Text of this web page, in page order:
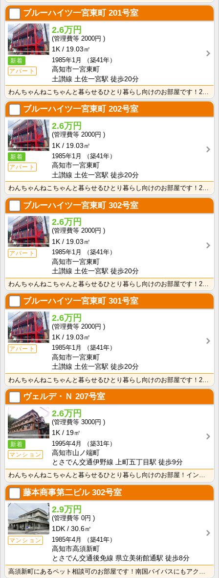
ブルーハイツ一宮東町 201号室
新着
アパート
2.6万円
2000円
1K
19.03㎡
1985年1月
（築41年）
高知市一宮東町
土讃線 土佐一宮駅 徒歩20分
ブルーハイツ一宮東町 202号室
新着
アパート
2.6万円
2000円
1K
19.03㎡
1985年1月
（築41年）
高知市一宮東町
土讃線 土佐一宮駅 徒歩20分
ブルーハイツ一宮東町302号室
アパート
2.6万円
2000円
1K
19.03㎡
1985年1月
（築41年）
高知市一宮東町
土讃線 土佐一宮駅 徒歩20分
ブルーハイツ一宮東町301号室
アパート
2.6万円
2000円
1K
19.03㎡
1985年1月
（築41年）
高知市一宮東町
土讃線 土佐一宮駅 徒歩20分
ヴェルデ・Ｎ 207号室
新着
マンション
2.6万円
3000円
1K
19㎡
1995年4月
（築31年）
高知市山ノ端町
とさでん交通伊野線 上町五丁目駅 徒歩9分
わんちゃんねこちゃんと暮らせるひとり暮らし向けのお部屋！インターネット月額接続使用無料なので、月々の･･･
藤本商事第二ビル302号室
マンション
2.9万円
0円
1DK
30.6㎡
1985年4月
（築41年）
高知市高須新町
とさでん交通後免線 県立美術館通駅 徒歩8分